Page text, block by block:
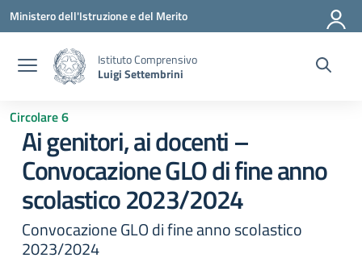
Vai ai contenuti
Vai al menu di navigazione
Vai al footer
Ministero dell'Istruzione e del Merito
Istituto Comprensivo
Luigi Settembrini
Circolare 6
Ai genitori, ai docenti –
Convocazione GLO di fine anno
scolastico 2023/2024
Convocazione GLO di fine anno scolastico
2023/2024